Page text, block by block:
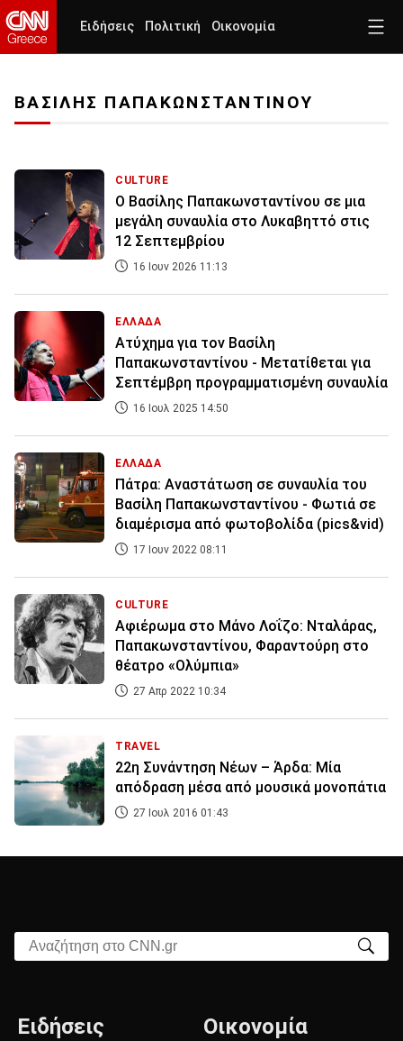
Ειδήσεις Πολιτική Οικονομία
ΒΑΣΙΛΗΣ ΠΑΠΑΚΩΝΣΤΑΝΤΙΝΟΥ
CULTURE
Ο Βασίλης Παπακωνσταντίνου σε μια
μεγάλη συναυλία στο Λυκαβηττό στις
12 Σεπτεμβρίου
16 Ιουν 2026 11:13
ΕΛΛΑΔΑ
Ατύχημα για τον Βασίλη
Παπακωνσταντίνου - Μετατίθεται για
Σεπτέμβρη προγραμματισμένη συναυλία
16 Ιουλ 2025 14:50
ΕΛΛΑΔΑ
Πάτρα: Αναστάτωση σε συναυλία του
Βασίλη Παπακωνσταντίνου - Φωτιά σε
διαμέρισμα από φωτοβολίδα (pics&vid)
17 Ιουν 2022 08:11
CULTURE
Αφιέρωμα στο Μάνο Λοΐζο: Νταλάρας,
Παπακωνσταντίνου, Φαραντούρη στο
θέατρο «Ολύμπια»
27 Απρ 2022 10:34
TRAVEL
22η Συνάντηση Νέων – Άρδα: Μία
απόδραση μέσα από μουσικά μονοπάτια
27 Ιουλ 2016 01:43
Αναζήτηση στο CNN.gr
Ειδήσεις Οικονομία